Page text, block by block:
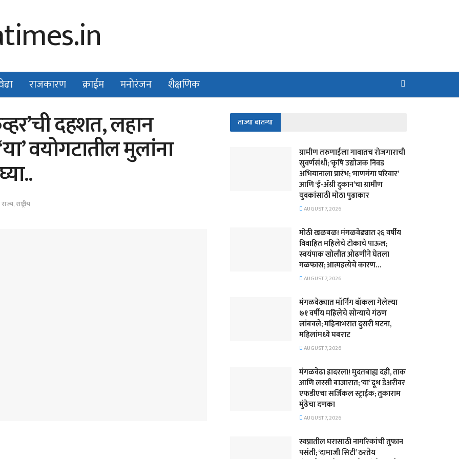
राजकारण क्राईम मनोरंजन शैक्षणिक
दहशत, लहान
वयोगटातील मुलांना
राज्य,राष्ट्रीय
ताज्या बातम्या
​ग्रामीण तरुणाईला गावातच रोजगाराची
सुवर्णसंधी; ‘कृषि उद्योजक निवड
अभियानाला प्रारंभ; ‘माणगंगा परिवार’
आणि ‘ई-ॲग्री दुकान’चा ग्रामीण
युवकांसाठी मोठा पुढाकार
AUGUST 7, 2026
मोठी खळबळ! मंगळवेढ्यात २६ वर्षीय
विवाहित महिलेचे टोकाचे पाऊल;
स्वयंपाक खोलीत ओढणीने घेतला
गळफास; आत्महत्येचे कारण…
AUGUST 7, 2026
मंगळवेढ्यात मॉर्निंग वॉकला गेलेल्या
७१ वर्षीय महिलेचे सोन्याचे गंठण
लांबवले; महिनाभरात दुसरी घटना,
महिलांमध्ये घबराट
AUGUST 7, 2026
​मंगळवेढा हादरला! मुदतबाह्य दही, ताक
आणि लस्सी बाजारात; ‘या’ दूध डेअरीवर
एफडीएचा सर्जिकल स्ट्राईक; ​तुकाराम
मुंढेचा दणका
AUGUST 7, 2026
स्वप्नातील घरासाठी नागरिकांची तुफान
पसंती; ‘दामाजी सिटी’ ठरतेय